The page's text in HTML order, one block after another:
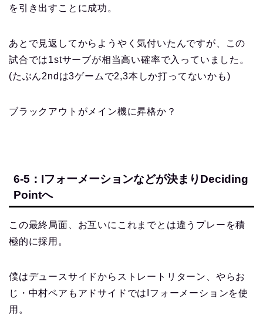
を引き出すことに成功。
あとで見返してからようやく気付いたんですが、この
試合では1stサーブが相当高い確率で入っていました。
(たぶん2ndは3ゲームで2,3本しか打ってないかも)
ブラックアウトがメイン機に昇格か？
6-5：Iフォーメーションなどが決まりDeciding
Pointへ
この最終局面、お互いにこれまでとは違うプレーを積
極的に採用。
僕はデュースサイドからストレートリターン、やらお
じ・中村ペアもアドサイドではIフォーメーションを使
用。